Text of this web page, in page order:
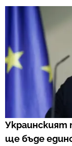
Украинският
ще бъде